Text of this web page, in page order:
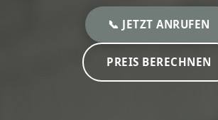
📞 JETZT ANRUFEN
PREIS BERECHNEN